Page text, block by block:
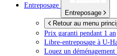
Entreposage
Entreposage
Retour au menu
Prix garanti pendant 1 an
Libre-entreposage à U-
Louez un